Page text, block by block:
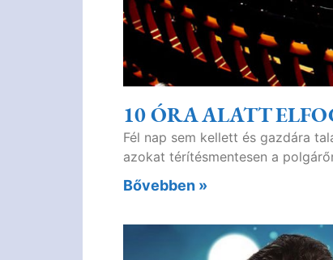
10 ÓRA ALATT
Fél nap sem kellett és gazdára
azokat térítésmentesen a
Bővebben »